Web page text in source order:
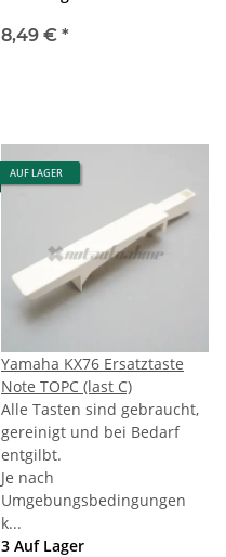
8,49 € *
AUF LAGER
Yamaha KX76 Ersatztaste
Note TOPC (last C)
Alle Tasten sind gebraucht,
gereinigt und bei Bedarf
entgilbt.
Je nach
Umgebungsbedingungen
k...
3 Auf Lager